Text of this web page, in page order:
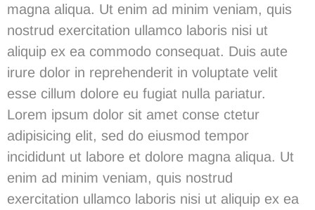
magna aliqua. Ut enim ad minim veniam, quis
nostrud exercitation ullamco laboris nisi ut
aliquip ex ea commodo consequat. Duis aute
irure dolor in reprehenderit in voluptate velit
esse cillum dolore eu fugiat nulla pariatur.
Lorem ipsum dolor sit amet conse ctetur
adipisicing elit, sed do eiusmod tempor
incididunt ut labore et dolore magna aliqua. Ut
enim ad minim veniam, quis nostrud
exercitation ullamco laboris nisi ut aliquip ex ea